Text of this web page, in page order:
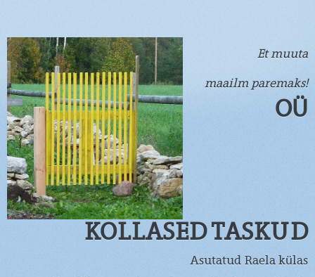
Et muuta
maailm paremaks!
OÜ
KOLLASED TASKUD
Asutatud Raela külas